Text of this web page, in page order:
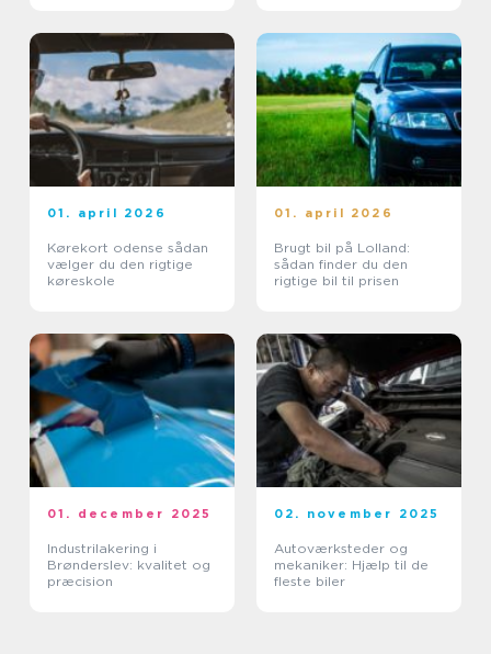
01. april 2026
Kørekort odense sådan
vælger du den rigtige
køreskole
01. april 2026
Brugt bil på Lolland:
sådan finder du den
rigtige bil til prisen
01. december 2025
Industrilakering i
Brønderslev: kvalitet og
præcision
02. november 2025
Autoværksteder og
mekaniker: Hjælp til de
fleste biler